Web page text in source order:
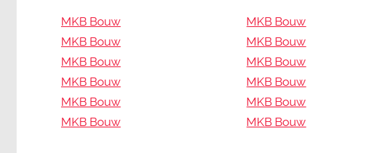
MKB Bouw
MKB Bouw
MKB Bouw
MKB Bouw
MKB Bouw
MKB Bouw
MKB Bouw
MKB Bouw
MKB Bouw
MKB Bouw
MKB Bouw
MKB Bouw